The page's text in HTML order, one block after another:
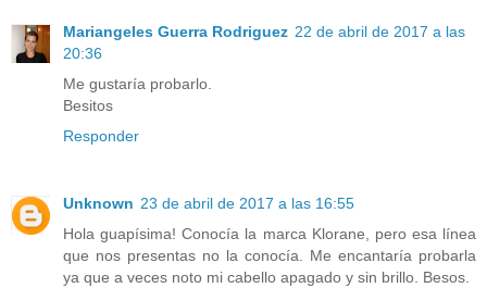
Mariangeles Guerra Rodriguez 22 de abril de 2017 a las
20:36
Me gustaría probarlo.
Besitos
Responder
Unknown 23 de abril de 2017 a las 16:55
Hola guapísima! Conocía la marca Klorane, pero esa línea
que nos presentas no la conocía. Me encantaría probarla
ya que a veces noto mi cabello apagado y sin brillo. Besos.